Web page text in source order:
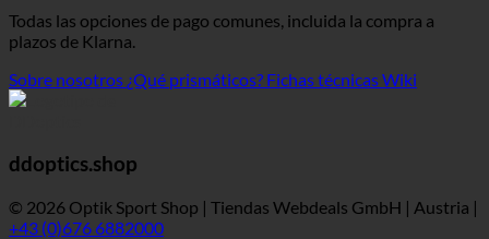
Todas las opciones de pago comunes, incluida la compra a
plazos de Klarna.
Sobre nosotros ¿Qué prismáticos? Fichas técnicas Wiki
ddoptics.shop
© 2026 Optik Sport Shop | Tiendas Webdeals GmbH | Austria |
+43 (0)676 6882000